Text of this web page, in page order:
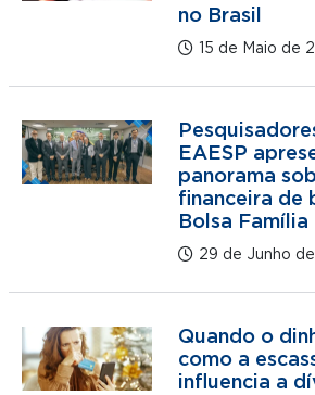
no Brasil
15 de Maio de
EAESP
panorama
financeira de
Bolsa Família
29 de Junho
Quando o
como a
influencia a